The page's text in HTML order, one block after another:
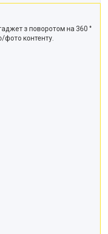
з поворотом на 360 °
фото контенту.